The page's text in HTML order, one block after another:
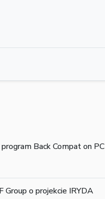
Back Compat on PC
Group o projekcie IRYDA